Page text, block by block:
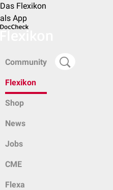
Das Flexikon
als App
Community
Flexikon
Shop
News
Jobs
CME
Flexa